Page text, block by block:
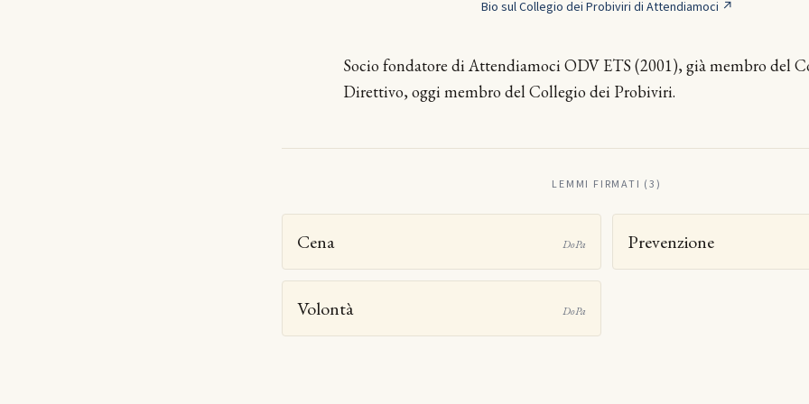
Bio sul Collegio dei Probiviri di Attendiamoci ↗
Socio fondatore di Attendiamoci ODV ETS (2001), già membro del
Direttivo, oggi membro del Collegio dei Probiviri.
LEMMI FIRMATI (3)
Cena DoPa Prevenzione
Volontà DoPa